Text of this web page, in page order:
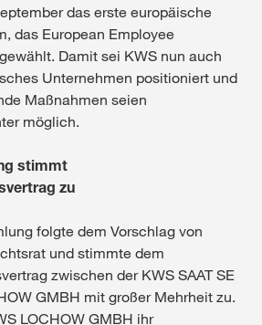
das erste europäische
das European Employee
Damit sei KWS nun auch
Unternehmen positioniert und
Maßnahmen seien
möglich.
stimmt
zu
folgte dem Vorschlag von
und stimmte dem
zwischen der KWS SAAT SE
GMBH mit großer Mehrheit zu.
LOCHOW GMBH ihr